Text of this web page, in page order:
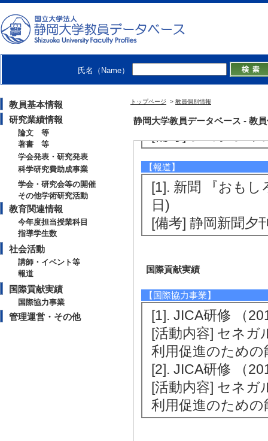
氏名（Name）
教員基本情報
研究業績情報
論文 等
著書 等
学会発表・研究発表
科学研究費助成事業
学会・研究会等の開催
その他学術研究活動
教育関連情報
今年度担当授業科目
指導学生数
社会活動
講師・イベント等
報道
国際貢献実績
国際協力事業
管理運営・その他
トップページ > 教員個別情報
静岡大学教員データベース - 教
[3]. 出張講義 （
[備考] 静岡県立御
[4]. 出張講義 生理
[備考] ジョグジャ
[5]. 出張講義 生理
【報道】
[1]. 新聞 『おも
日)
[備考] 静岡新聞夕
国際貢献実績
【国際協力事業】
[1]. JICA研修 （
[活動内容] セネガ
利用促進のため
[2]. JICA研修 （
[活動内容] セネガ
利用促進のため